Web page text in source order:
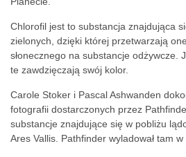
Chlorofil jest to substancja znajdująca
zielonych, dzięki której przetwarzają
słonecznego na substancje odżywcze.
te zawdzięczają swój kolor.
Carole Stoker i Pascal Ashwanden
fotografii dostarczonych przez
substancje znajdujące się w pobliżu
Ares Vallis. Pathfinder wyladował tam w